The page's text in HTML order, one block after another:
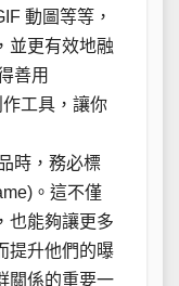
動圖等等，
並更有效地融
善用
作工具，讓你
時，務必標
。這不僅
也能夠讓更多
提升他們的曝
關係的重要一